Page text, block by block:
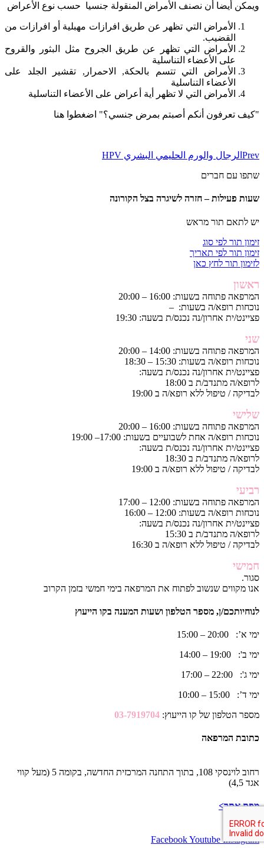
ويمكن أيضا أن نصنف الأمراض المنقولة جنسيا حسب نوع الأعراض
الأمراض التي تظهر عن طريق افرازات مهبلية أو افرازات من
القضيب.
الأمراض التي تظهر عن طريق الجروح مثل البثور والقروح
على الأعضاء التناسلية
الأمراض التي تتسم بالحكة, الاحمرار, تقشير الجلد على
الأعضاء التناسلية
الأمراض التي لا تظهر أية أعراض على الأعضاء التناسلية
"كيف تعرفون أنكم أصبتم بمرض جنسي؟" اضغطوا هنا
Prev الرجال والورم الحليمي البشري HPV
שתפו עם חברים
שעות פעילות – חזרה לשיגרה בצל הקורונה
יש לתאם תור מראש
זימון תור לפי סוג
זימון תור לפי תאריך
לזימון תור לחץ כאן
ראשון
המרפאה פתוחה בשעות: 16:00 – 20:00
נוכחות רופא/ה בשעות: –
פציינט/ית אחרון/נה נכנס/ת בשעה: 19:30
שני
המרפאה פתוחה בשעות: 14:00 – 20:00
נוכחות רופא/ה בשעות: 15:30 – 18:30
פציינט/ית אחרון/נה נכנס/ת בשעה:
לרופא/ה מתנדב/ת ב 18:00
לבדיקה / טיפול ללא רופא/ה ב 19:00
שלישי
המרפאה פתוחה בשעות: 16:00 – 20:00
נוכחות רופא/ה אחת לשבועיים בשעות: 17:00– 19:00
פציינט/ית אחרון/נה נכנס/ת בשעה:
לרופא/ה מתנדב/ת ב 18:30
לבדיקה / טיפול ללא רופא/ה ב 19:00
רביעי
המרפאה פתוחה בשעות: 12:00 – 17:00
נוכחות רופא/ה בשעות: 12:00 – 16:00
פציינט/ית אחרון/נה נכנס/ת בשעה:
לרופא/ה מתנדב/ת ב 15:30
לבדיקה / טיפול ללא רופא/ה ב 16:30
חמישי
סגור.
אנו מקווים שנשוב לפתוח את המרפאה בימי חמשי בזמן הקרוב
לנוחיותכם/ן, מספר הטלפון ושעות המענה בקו הייעוץ
ימי א’: 20:00 – 15:00
ימי ב': 19:00 – 14:00
ימי ג': 22:00 – 17:00
ימי ד’: 15:00 – 10:00
מספר הטלפון של קו הייעוץ: 03-7919704
כתובת המרפאה
רחוב לוינסקי 108, בתוך התחנה המרכזית החדשה, בקומה 5 (מעל קווי
אגד 4,5)
מפת אתר>
FacebookYoutube Instagram